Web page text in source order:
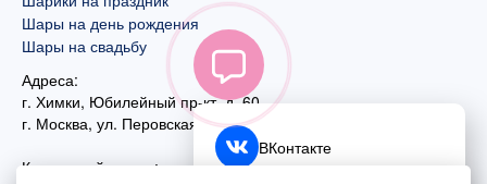
Шары на день рождения
Шары на свадьбу
Адреса:
г. Химки, Юбилейный пр-кт, д. 60
г. Москва, ул. Перовская, д. 59
Контактный номер:
ВКонтакте